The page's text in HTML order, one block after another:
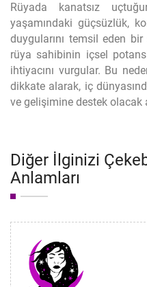
Rüyada kanatsız
yaşamındaki güçsüzlük,
duygularını temsil eden
rüya sahibinin içsel
ihtiyacını vurgular. Bu
dikkate alarak, iç
ve gelişimine destek olacak
Diğer İlginizi
Anlamları